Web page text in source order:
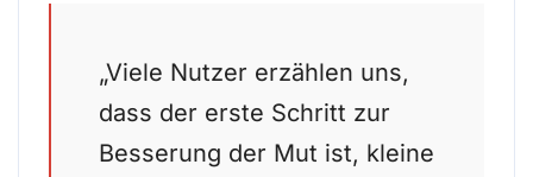
„Viele Nutzer erzählen uns,
dass der erste Schritt zur
Besserung der Mut ist, kleine